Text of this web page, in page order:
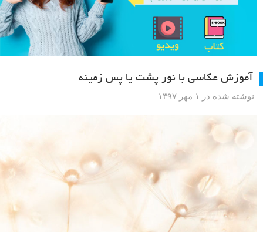
آموزش عکاسی با نور پشت یا پس زمینه
نوشته شده در ۱ مهر ۱۳۹۷